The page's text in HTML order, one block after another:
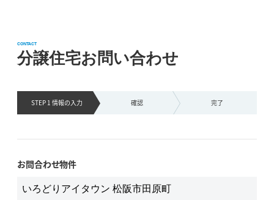
分譲住宅お問い合わせ
CONTACT
STEP 1 情報の入力 確認 完了
お問合わせ物件